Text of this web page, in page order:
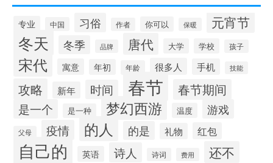
专业 中国 习俗 作者 你可以 保暖 元宵节
冬天 冬季 品牌 唐代 大学 学校 孩子
宋代 寓意 年初 年龄 很多人 手机 技能
攻略 新年 时间 春节 春节期间
是一个 是一种 梦幻西游 温度 游戏
父母 疫情 的人 的是 礼物 红包
自己的 英语 诗人 诗词 费用 还不